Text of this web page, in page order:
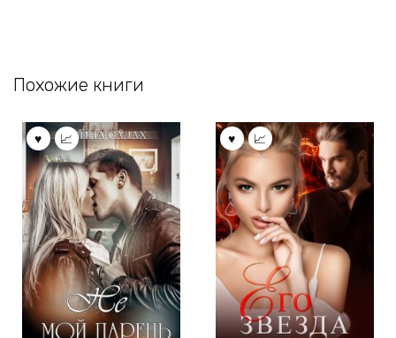
Похожие книги